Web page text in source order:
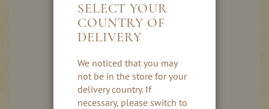
SELECT YOUR
COUNTRY OF
DELIVERY
We noticed that you may
not be in the store for your
delivery country. If
necessary, please switch to